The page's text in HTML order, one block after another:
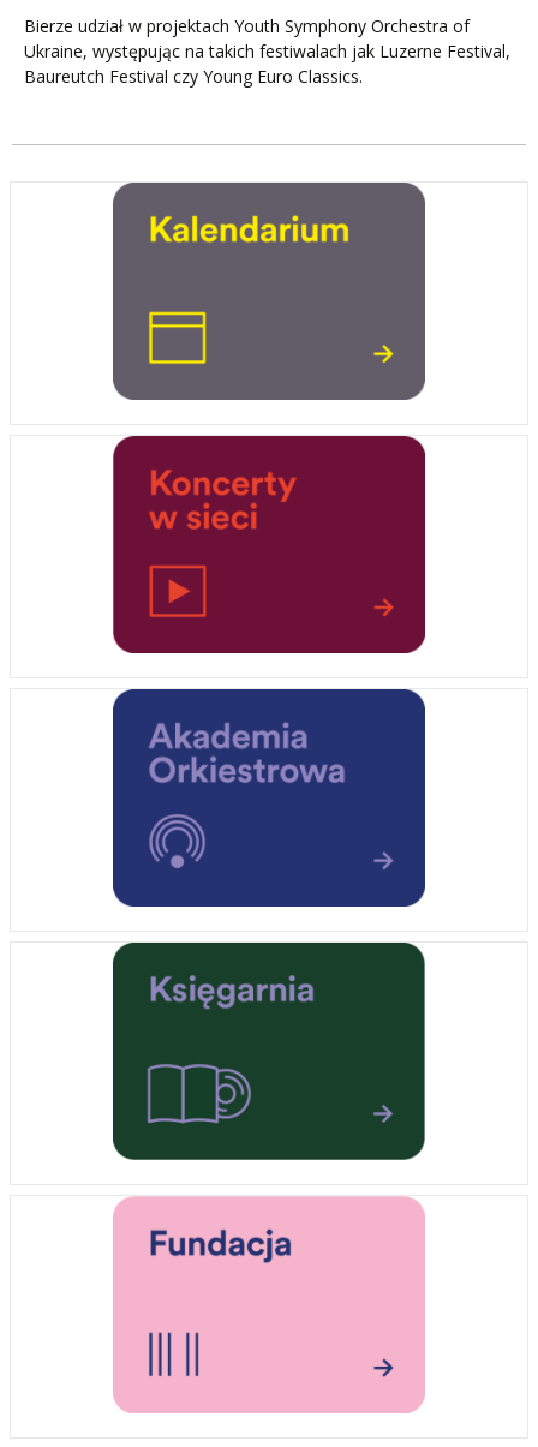
Bierze udział w projektach Youth Symphony Orchestra of
Ukraine, występując na takich festiwalach jak Luzerne Festival,
Baureutch Festival czy Young Euro Classics.